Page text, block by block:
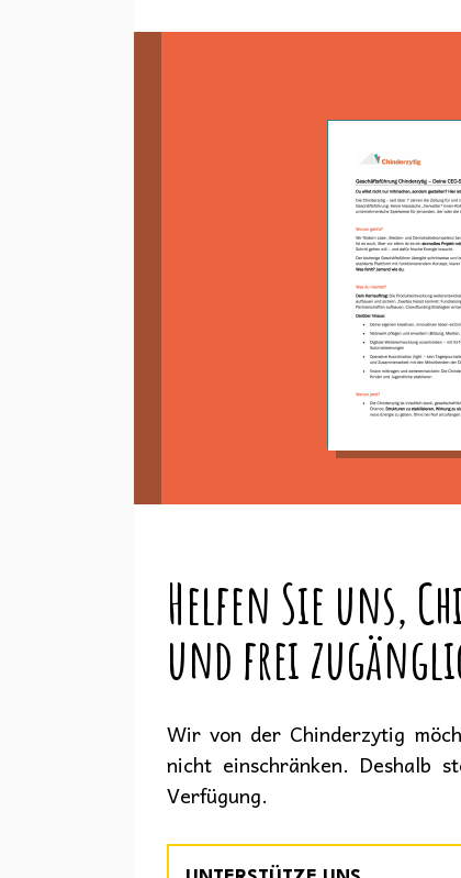
Helfen Sie uns,
und frei
Wir von der Chinderzytig
nicht einschränken. Deshalb
Verfügung.